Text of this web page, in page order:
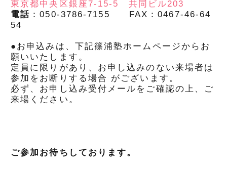
東京都中央区銀座7-15-5 共同ビル203
電話 ：050-3786-7155 FAX：0467-46-64
54
●お申込みは、下記篠浦塾ホームページからお
願いいたします。
定員に限りがあり、お申し込みのない来場者は
参加をお断りする場合 がございます。
必ず、お申し込み受付メールをご確認の上、ご
来場ください。
ご参加お待ちしております。